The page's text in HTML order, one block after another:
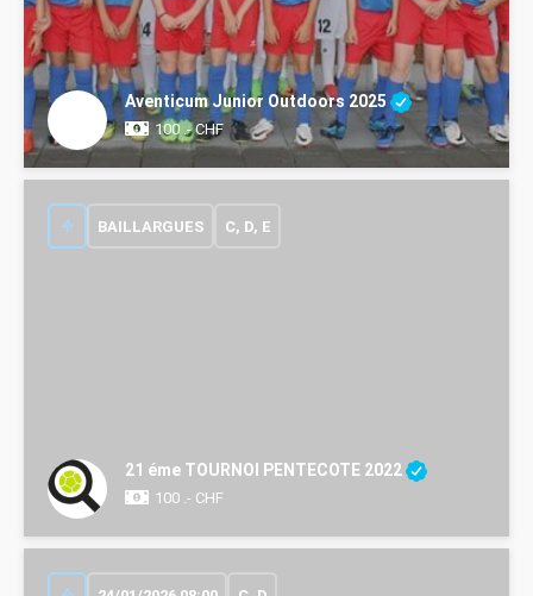
Aventicum Junior Outdoors 2025
100 .- CHF
21 éme TOURNOI PENTECOTE 2022
100 .- CHF
BAILLARGUES C, D, E